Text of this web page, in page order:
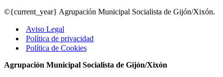
©{current_year} Agrupación Municipal Socialista de Gijón/Xixón.
Aviso Legal
Política de privacidad
Política de Cookies
Agrupación Municipal Socialista de Gijón/Xixón